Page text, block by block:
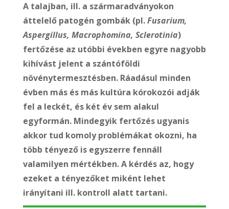
A talajban, ill. a szármaradványokon
áttelelő patogén gombák (pl.Fusarium,
Aspergillus, Macrophomina, Sclerotinia)
fertőzése az utóbbi években egyre nagyobb
kihívást jelent a szántóföldi
növénytermesztésben. Ráadásul minden
évben más és más kultúra kórokozói adják
fel a leckét, és két év sem alakul
egyformán. Mindegyik fertőzés ugyanis
akkor tud komoly problémákat okozni, ha
több tényező is egyszerre fennáll
valamilyen mértékben. A kérdés az, hogy
ezeket a tényezőket miként lehet
irányítani ill. kontroll alatt tartani.